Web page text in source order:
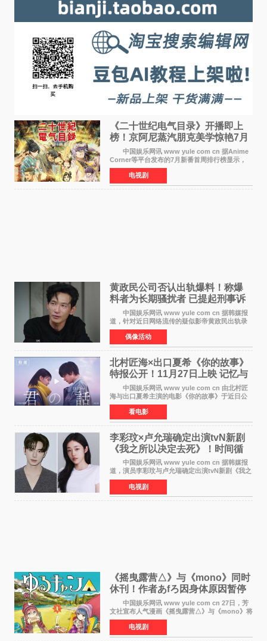
《二十世纪电气目录》开播即上
榜！京阿尼蒸汽朋克美学惊艳7月
新番季
中国娱乐网讯 www yule com cn 据Anime
Corner等平台发布的7月新番首周排行榜显示，
由京都动画制作的《二十世纪电气目录》在多个
榜单中表现亮眼，位列AniLab全球TOP10第十
名。该剧改编自结
电视剧
黄政民公司否认出轨爆料！称爆
料者为长期骚扰者 已提起刑事诉
中国娱乐网讯 www yule com cn 据韩媒报
道，针对近日网络流传的疑似影帝黄政民出轨录
音及短信爆料，黄政民所属经纪公司于今日正式
发表声明，明确否认相关传闻。 公司表示，
爆料者是一名长
偶像活动
北村匠海×出口夏希《你的故事》
特报公开！11月27日上映 记忆与
初恋的奇幻交织
中国娱乐网讯 www yule com cn 由北村匠
海与出口夏希主演的电影《你的故事》于近日公
开特报影像，正式定档11月27日上映。 本片
改编自三秋缒同名小说，编剧由曾执笔《孤独摇
滚！》的吉田惠
看电影
李彩玟×卢允瑞确定出演tvN新剧
《我之所以决定去死》！时间循
环青春爱情来袭
中国娱乐网讯 www yule com cn 据韩媒报
道，演员李彩玟与卢允瑞确定出演tvN新剧《我之
所以决定去死》，分别担任男女主角。该剧预计
将于明年播出，引发观众期待。 本剧改编自
NAVER同名人气
电视剧
《摇曳露营△》与《mono》同时
休刊！作者あfろ因身体原因暂停
双连载
中国娱乐网讯 www yule com cn 27日，芳
文社宣布人气漫画《摇曳露营△》与《mono》将
暂停连载一段时间，原因是漫画家あfろ身体状况
不佳。 编辑部表示：一直承蒙各位对
《mono》的喜爱，
电视剧